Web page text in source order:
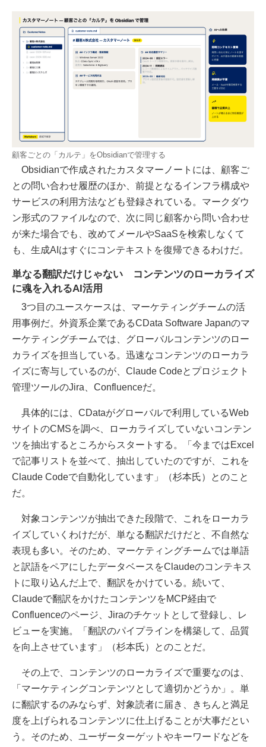
顧客ごとの「カルテ」をObsidianで管理する
Obsidianで作成されたカスタマーノートには、顧客ご
との問い合わせ履歴のほか、前提となるインフラ構成や
サービスの利用方法なども登録されている。マークダウ
ン形式のファイルなので、次に同じ顧客から問い合わせ
が来た場合でも、改めてメールやSaaSを検索しなくて
も、生成AIはすぐにコンテキストを復帰できるわけだ。
単なる翻訳だけじゃない コンテンツのローカライズ
に魂を入れるAI活用
3つ目のユースケースは、マーケティングチームの活
用事例だ。外資系企業であるCData Software Japanのマ
ーケティングチームでは、グローバルコンテンツのロー
カライズを担当している。迅速なコンテンツのローカラ
イズに寄与しているのが、Claude Codeとプロジェクト
管理ツールのJira、Confluenceだ。
具体的には、CDataがグローバルで利用しているWeb
サイトのCMSを調べ、ローカライズしていないコンテン
ツを抽出するところからスタートする。「今まではExcel
で記事リストを並べて、抽出していたのですが、これを
Claude Codeで自動化しています」（杉本氏）とのこと
だ。
対象コンテンツが抽出できた段階で、これをローカラ
イズしていくわけだが、単なる翻訳だけだと、不自然な
表現も多い。そのため、マーケティングチームでは単語
と訳語をペアにしたデータベースをClaudeのコンテキス
トに取り込んだ上で、翻訳をかけている。続いて、
Claudeで翻訳をかけたコンテンツをMCP経由で
Confluenceのページ、Jiraのチケットとして登録し、レ
ビューを実施。「翻訳のパイプラインを構築して、品質
を向上させています」（杉本氏）とのことだ。
その上で、コンテンツのローカライズで重要なのは、
「マーケティングコンテンツとして適切かどうか」。単
に翻訳するのみならず、対象読者に届き、きちんと満足
度を上げられるコンテンツに仕上げることが大事だとい
う。そのため、ユーザーターゲットやキーワードなどを